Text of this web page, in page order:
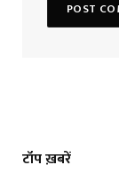
टॉप ख़बरें